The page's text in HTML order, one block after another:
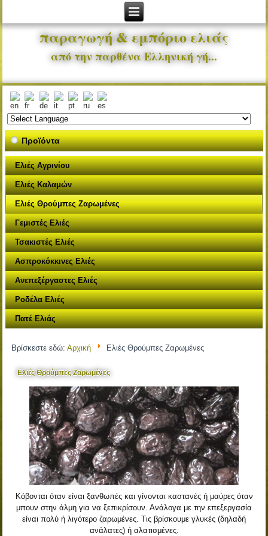
παραγωγή & εμπόριο ελιάς
από την παρθένα Ελληνική γή...
Προϊόντα
Ελιές Αγρινίου
Ελιές Καλαμών
Ελιές Θρούμπες Ζαρωμένες
Γεμιστές Ελιές
Τσακιστές Ελιές
Ασπροκόκκινες Ελιές
Ανεπεξέργαστες Ελιές
Ροδέλα Ελιές
Πατέ Ελιάς
Βρίσκεστε εδώ:Αρχική Ελιές Θρούμπες Ζαρωμένες
Ελιές Θρούμπες Ζαρωμένες
Κόβονται όταν είναι ξανθωπές και γίνονται καστανές ή μαύρες όταν
μπουν στην άλμη για να ξεπικρίσουν. Ανάλογα με την επεξεργασία
είναι πολύ ή λιγότερο ζαρωμένες. Τις βρίσκουμε γλυκές (δηλαδή
ανάλατες) ή αλατισμένες.